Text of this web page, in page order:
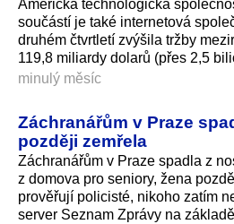
Americká technologická
součástí je také internetová
druhém čtvrtletí zvýšila tržby
119,8 miliardy dolarů (přes 2,5
minulý měsíc
Záchranářům v Praze
později zemřela
Záchranářům v Praze spadla z
z domova pro seniory, žena
prověřují policisté, nikoho zatím
server Seznam Zprávy na